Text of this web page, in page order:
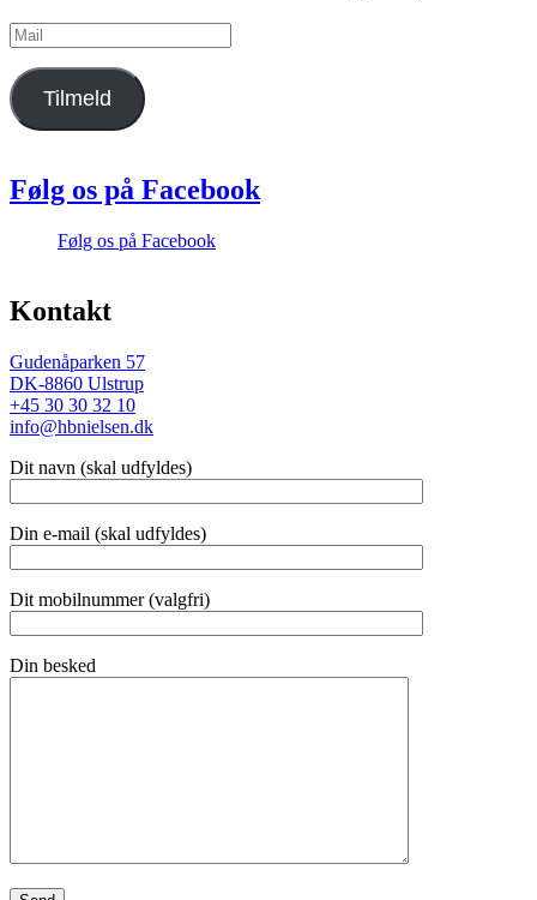
Mail
Tilmeld
Følg os på Facebook
Følg os på Facebook
Kontakt
Gudenåparken 57
DK-8860 Ulstrup
+45 30 30 32 10
info@hbnielsen.dk
Dit navn (skal udfyldes)
Din e-mail (skal udfyldes)
Dit mobilnummer (valgfri)
Din besked